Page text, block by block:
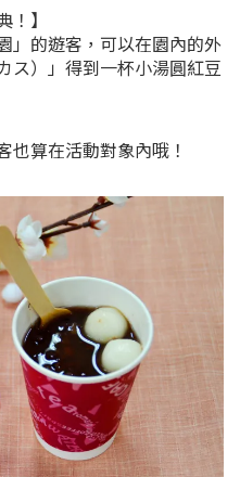
】
」的遊客，可以在園內的外
ス）」得到一杯小湯圓紅豆
算在活動對象內哦！